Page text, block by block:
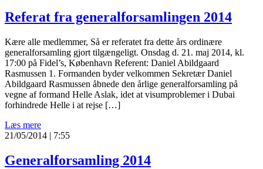
Referat fra generalforsamlingen 2014
Kære alle medlemmer, Så er referatet fra dette års ordinære
generalforsamling gjort tilgængeligt. Onsdag d. 21. maj 2014, kl.
17:00 på Fidel’s, København Referent: Daniel Abildgaard
Rasmussen 1. Formanden byder velkommen Sekretær Daniel
Abildgaard Rasmussen åbnede den årlige generalforsamling på
vegne af formand Helle Aslak, idet at visumproblemer i Dubai
forhindrede Helle i at rejse […]
Læs mere
21/05/2014 | 7:55
Generalforsamling 2014